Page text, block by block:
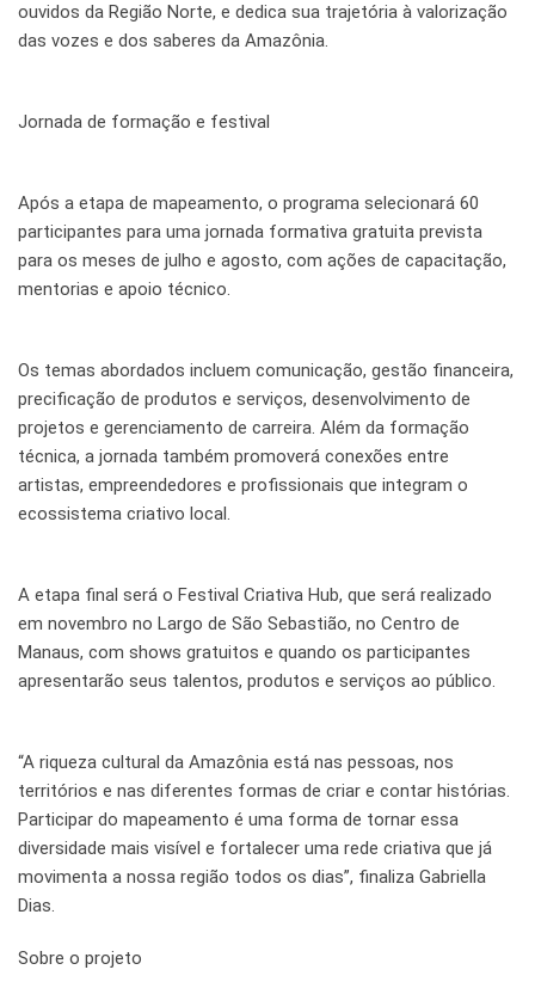
ouvidos da Região Norte, e dedica sua trajetória à valorização
das vozes e dos saberes da Amazônia.
Jornada de formação e festival
Após a etapa de mapeamento, o programa selecionará 60
participantes para uma jornada formativa gratuita prevista
para os meses de julho e agosto, com ações de capacitação,
mentorias e apoio técnico.
Os temas abordados incluem comunicação, gestão financeira,
precificação de produtos e serviços, desenvolvimento de
projetos e gerenciamento de carreira. Além da formação
técnica, a jornada também promoverá conexões entre
artistas, empreendedores e profissionais que integram o
ecossistema criativo local.
A etapa final será o Festival Criativa Hub, que será realizado
em novembro no Largo de São Sebastião, no Centro de
Manaus, com shows gratuitos e quando os participantes
apresentarão seus talentos, produtos e serviços ao público.
“A riqueza cultural da Amazônia está nas pessoas, nos
territórios e nas diferentes formas de criar e contar histórias.
Participar do mapeamento é uma forma de tornar essa
diversidade mais visível e fortalecer uma rede criativa que já
movimenta a nossa região todos os dias”, finaliza Gabriella
Dias.
Sobre o projeto